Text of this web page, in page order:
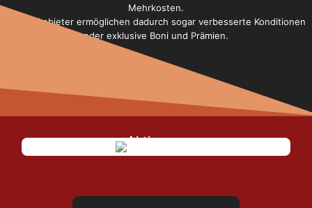
Mehrkosten.
Einige Anbieter ermöglichen dadurch sogar verbesserte Konditionen
oder exklusive Boni und Prämien.